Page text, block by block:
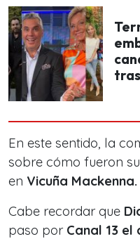
En este sentido, la
sobre cómo fueron
en Vicuña Mackenna.
Cabe recordar que
paso por Canal 13 el